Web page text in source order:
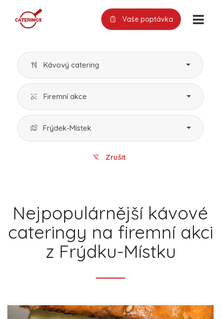
Vaše poptávka
Kávový catering
Firemní akce
Frýdek-Místek
Zrušit
Nejpopulárnější kávové
cateringy na firemní akci
z Frýdku-Místku